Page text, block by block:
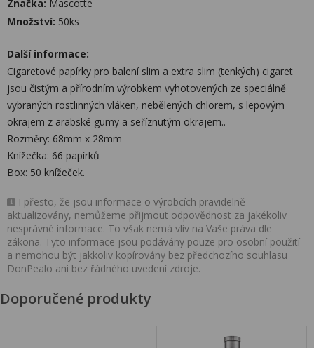
Značka: Mascotte
Množství: 50ks
Další informace:
Cigaretové papírky pro balení slim a extra slim (tenkých) cigaret
jsou čistým a přírodním výrobkem vyhotovených ze speciálně
vybraných rostlinných vláken, nebělených chlorem, s lepovým
okrajem z arabské gumy a seříznutým okrajem..
Rozměry: 68mm x 28mm
Knížečka: 66 papírků
Box: 50 knížeček.
I přesto, že jsou informace o výrobcích pravidelně
aktualizovány, nemůžeme přijmout odpovědnost za jakékoliv
nesprávné informace. To však nemá vliv na Vaše práva dle
zákona. Tyto informace jsou podávány pouze pro osobní použití
a nemohou být jakkoliv kopírovány bez předchozího souhlasu
DonPealo ani bez řádného uvedení zdroje.
Doporučené produkty